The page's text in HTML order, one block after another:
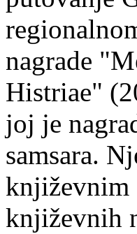
nagrade
Histriae"
joj je
samsara.
književnim
književnih